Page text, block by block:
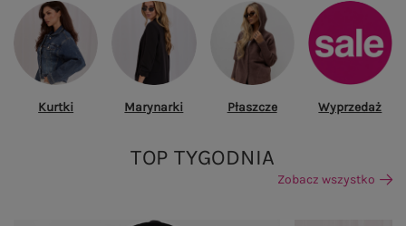
Kurtki Marynarki Płaszcze Wyprzedaż
TOP TYGODNIA
Zobacz wszystko